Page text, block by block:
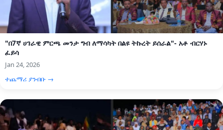
"በ7ኛ ሀገራዊ ምርጫ መንታ ግብ ለማሳካት በልዩ ትኩረት ይሰራል"- አቶ ብርሃኑ
ፈይሳ
Jan 24, 2026
ተጨማሪ ያንብቡ →